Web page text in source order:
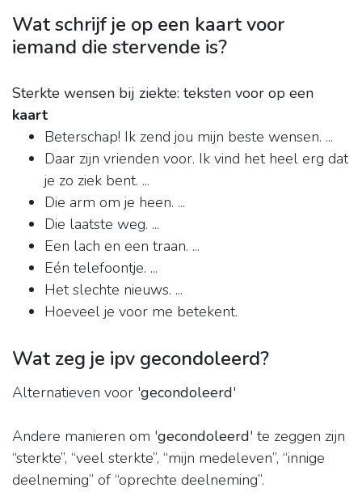
Wat schrijf je op een kaart voor
iemand die stervende is?
Sterkte wensen bij ziekte: teksten voor op een
kaart
Beterschap! Ik zend jou mijn beste wensen. ...
Daar zijn vrienden voor. Ik vind het heel erg dat
je zo ziek bent. ...
Die arm om je heen. ...
Die laatste weg. ...
Een lach en een traan. ...
Eén telefoontje. ...
Het slechte nieuws. ...
Hoeveel je voor me betekent.
Wat zeg je ipv gecondoleerd?
Alternatieven voor 'gecondoleerd'
Andere manieren om 'gecondoleerd' te zeggen zijn
“sterkte”, “veel sterkte”, “mijn medeleven”, “innige
deelneming” of “oprechte deelneming”.